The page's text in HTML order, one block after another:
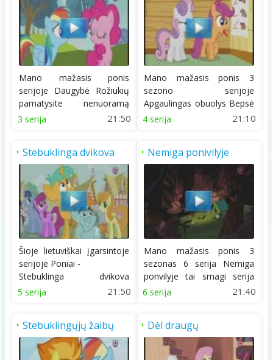
Mano mažasis ponis
serijoje Daugybė Rožiukių
pamatysite nenuoramą
poniukę kuri bus labai...
3 serija 21:50
Mano mažasis ponis 3
sezono serijoje
Apgaulingas obuolys Bepsė
ir kitos poniukės susipyks....
4 serija 21:10
Stebuklinga dvikova
Šioje lietuviškai įgarsintoje
serijoje Poniai -
Stebuklinga dvikova
kibirkštėlė mokys...
5 serija 21:50
Nemiga ponivilyje
Mano mažasis ponis 3
sezonas 6 serija Nemiga
ponvilyje tai smagi serija
apie ponių iškylą...
6 serija 21:40
Stebuklingųjų žaibų
akademija
Dėl draugų